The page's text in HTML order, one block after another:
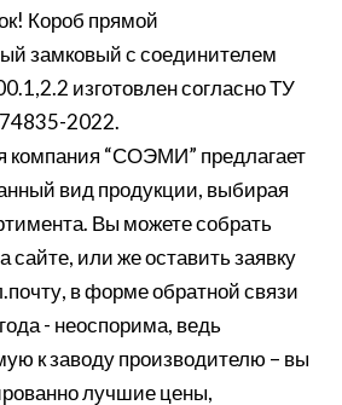
Короб прямой
замковый с соединителем
изготовлен согласно ТУ
2022.
компания “СОЭМИ” предлагает
вид продукции, выбирая
Вы можете собрать
сайте, или же оставить заявку
в форме обратной связи
- неоспорима, ведь
к заводу производителю – вы
лучшие цены,